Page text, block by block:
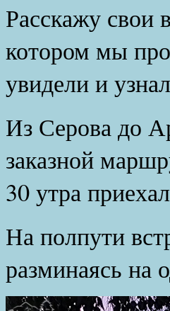
Расскажу свои
котором мы
увидели и
Из Серова до
заказной
30 утра
На полпути
разминаясь на